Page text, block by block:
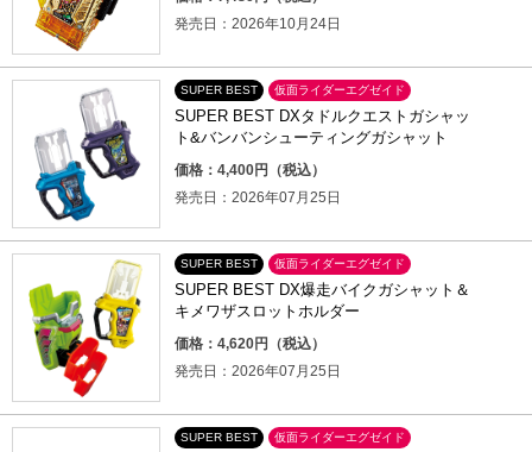
発売日：2026年10月24日
SUPER BEST 仮面ライダーエグゼイド
SUPER BEST DXタドルクエストガシャッ
ト&バンバンシューティングガシャット
価格：4,400円（税込）
発売日：2026年07月25日
SUPER BEST 仮面ライダーエグゼイド
SUPER BEST DX爆走バイクガシャット＆
キメワザスロットホルダー
価格：4,620円（税込）
発売日：2026年07月25日
SUPER BEST 仮面ライダーエグゼイド